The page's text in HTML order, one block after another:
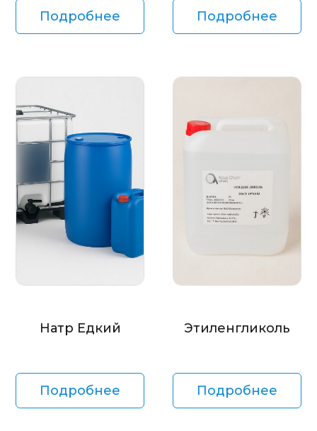
Подробнее Подробнее
Натр Едкий
Подробнее
Этиленгликоль
Подробнее